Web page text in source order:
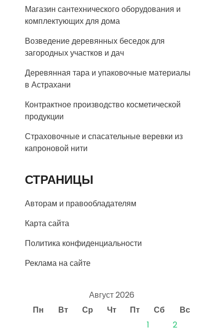
Магазин сантехнического оборудования и
комплектующих для дома
Возведение деревянных беседок для
загородных участков и дач
Деревянная тара и упаковочные материалы
в Астрахани
Контрактное производство косметической
продукции
Страховочные и спасательные веревки из
капроновой нити
СТРАНИЦЫ
Авторам и правообладателям
Карта сайта
Политика конфиденциальности
Реклама на сайте
Август 2026
Пн
Вт Ср Чт Пт Сб
Вс
1
2